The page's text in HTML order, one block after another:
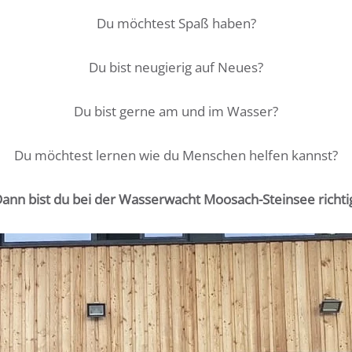
Du möchtest Spaß haben?
Du bist neugierig auf Neues?
Du bist gerne am und im Wasser?
Du möchtest lernen wie du Menschen helfen kannst?
bist du bei der Wasserwacht Moosach-Steinsee